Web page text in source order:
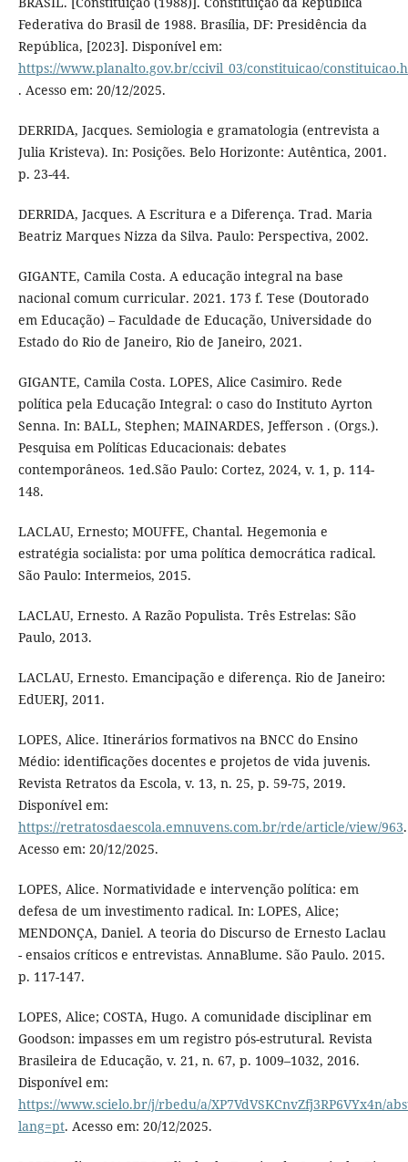
Federativa do Brasil de 1988. Brasília, DF: Presidência da
República, [2023]. Disponível em:
https://www.planalto.gov.br/ccivil_03/constituicao/
. Acesso em: 20/12/2025.
DERRIDA, Jacques. Semiologia e gramatologia (entrevista a
Julia Kristeva). In: Posições. Belo Horizonte: Autêntica, 2001.
p. 23-44.
DERRIDA, Jacques. A Escritura e a Diferença. Trad. Maria
Beatriz Marques Nizza da Silva. Paulo: Perspectiva, 2002.
GIGANTE, Camila Costa. A educação integral na base
nacional comum curricular. 2021. 173 f. Tese (Doutorado
em Educação) – Faculdade de Educação, Universidade do
Estado do Rio de Janeiro, Rio de Janeiro, 2021.
GIGANTE, Camila Costa. LOPES, Alice Casimiro. Rede
política pela Educação Integral: o caso do Instituto Ayrton
Senna. In: BALL, Stephen; MAINARDES, Jefferson . (Orgs.).
Pesquisa em Políticas Educacionais: debates
contemporâneos. 1ed.São Paulo: Cortez, 2024, v. 1, p. 114-
148.
LACLAU, Ernesto; MOUFFE, Chantal. Hegemonia e
estratégia socialista: por uma política democrática radical.
São Paulo: Intermeios, 2015.
LACLAU, Ernesto. A Razão Populista. Três Estrelas: São
Paulo, 2013.
LACLAU, Ernesto. Emancipação e diferença. Rio de Janeiro:
EdUERJ, 2011.
LOPES, Alice. Itinerários formativos na BNCC do Ensino
Médio: identificações docentes e projetos de vida juvenis.
Revista Retratos da Escola, v. 13, n. 25, p. 59-75, 2019.
Disponível em:
https://retratosdaescola.emnuvens.com.br/rde/article/view/963.
Acesso em: 20/12/2025.
LOPES, Alice. Normatividade e intervenção política: em
defesa de um investimento radical. In: LOPES, Alice;
MENDONÇA, Daniel. A teoria do Discurso de Ernesto Laclau
- ensaios críticos e entrevistas. AnnaBlume. São Paulo. 2015.
p. 117-147.
LOPES, Alice; COSTA, Hugo. A comunidade disciplinar em
Goodson: impasses em um registro pós-estrutural. Revista
Brasileira de Educação, v. 21, n. 67, p. 1009–1032, 2016.
Disponível em:
https://www.scielo.br/j/rbedu/a/XP7VdVSKCnvZfj3RP6VYx4n/
lang=pt. Acesso em: 20/12/2025.